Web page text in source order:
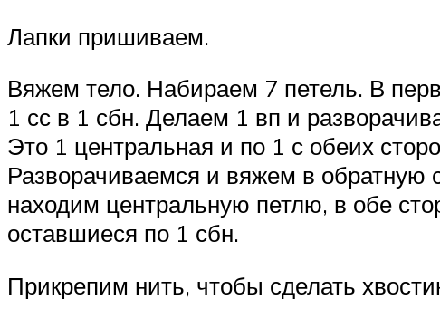
Лапки пришиваем.
Вяжем тело. Набираем 7 петель. В
1 сс в 1 сбн. Делаем 1 вп и
Это 1 центральная и по 1 с обеих
Разворачиваемся и вяжем в обратную
находим центральную петлю, в обе
оставшиеся по 1 сбн.
Прикрепим нить, чтобы сделать